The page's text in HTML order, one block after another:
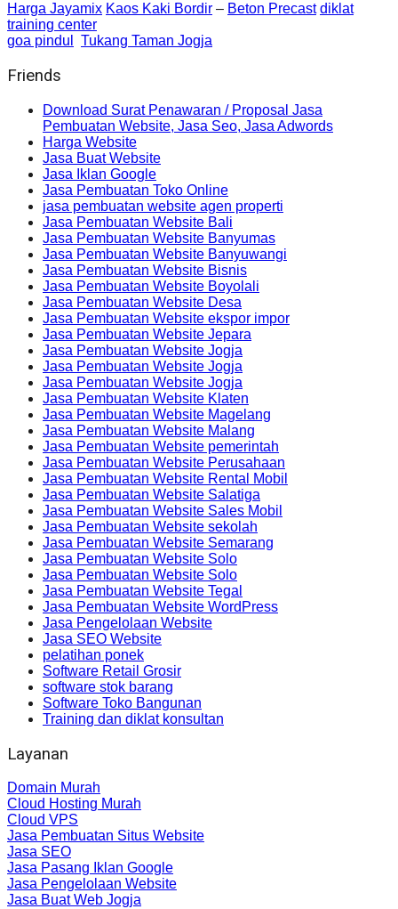
Harga Jayamix Kaos Kaki Bordir – Beton Precast diklat
training center
goa pindul
Tukang Taman Jogja
Friends
Download Surat Penawaran / Proposal Jasa
Pembuatan Website, Jasa Seo, Jasa Adwords
Harga Website
Jasa Buat Website
Jasa Iklan Google
Jasa Pembuatan Toko Online
jasa pembuatan website agen properti
Jasa Pembuatan Website Bali
Jasa Pembuatan Website Banyumas
Jasa Pembuatan Website Banyuwangi
Jasa Pembuatan Website Bisnis
Jasa Pembuatan Website Boyolali
Jasa Pembuatan Website Desa
Jasa Pembuatan Website ekspor impor
Jasa Pembuatan Website Jepara
Jasa Pembuatan Website Jogja
Jasa Pembuatan Website Jogja
Jasa Pembuatan Website Jogja
Jasa Pembuatan Website Klaten
Jasa Pembuatan Website Magelang
Jasa Pembuatan Website Malang
Jasa Pembuatan Website pemerintah
Jasa Pembuatan Website Perusahaan
Jasa Pembuatan Website Rental Mobil
Jasa Pembuatan Website Salatiga
Jasa Pembuatan Website Sales Mobil
Jasa Pembuatan Website sekolah
Jasa Pembuatan Website Semarang
Jasa Pembuatan Website Solo
Jasa Pembuatan Website Solo
Jasa Pembuatan Website Tegal
Jasa Pembuatan Website WordPress
Jasa Pengelolaan Website
Jasa SEO Website
pelatihan ponek
Software Retail Grosir
software stok barang
Software Toko Bangunan
Training dan diklat konsultan
Layanan
Domain Murah
Cloud Hosting Murah
Cloud VPS
Jasa Pembuatan Situs Website
Jasa SEO
Jasa Pasang Iklan Google
Jasa Pengelolaan Website
Jasa Buat Web Jogja